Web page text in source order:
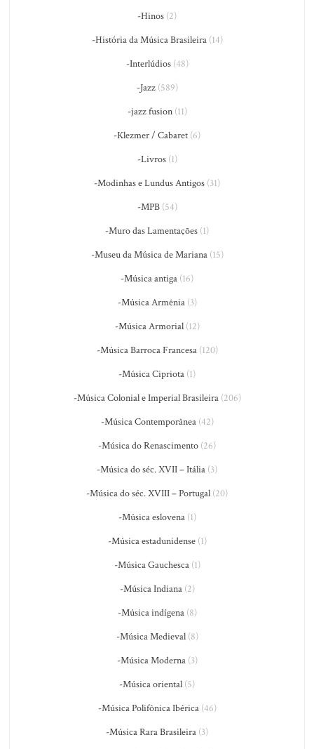
-Hinos (2)
-História da Música Brasileira(14)
-Interlúdios(48)
-Jazz(589)
-jazz fusion(11)
-Klezmer / Cabaret (6)
-Livros(1)
-Modinhas e Lundus Antigos (31)
-MPB(54)
-Muro das Lamentações (1)
-Museu da Música de Mariana(15)
-Música antiga (16)
-Música Armênia(3)
-Música Armorial(12)
-Música Barroca Francesa(120)
-Música Cipriota (1)
-Música Colonial e Imperial Brasileira(206)
-Música Contemporânea(42)
-Música do Renascimento (26)
-Música do séc. XVII – Itália (3)
-Música do séc. XVIII – Portugal (20)
-Música eslovena(1)
-Música estadunidense(1)
-Música Gauchesca(1)
-Música Indiana(2)
-Música indígena(8)
-Música Medieval(8)
-Música Moderna(3)
-Música oriental (5)
-Música Polifônica Ibérica(46)
-Música Rara Brasileira (3)